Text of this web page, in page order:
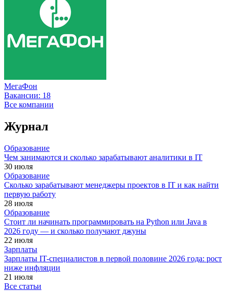
МегаФон
Вакансии: 18
Все компании
Журнал
Образование
Чем занимаются и сколько зарабатывают аналитики в IT
30 июля
Образование
Сколько зарабатывают менеджеры проектов в IT и как найти
первую работу
28 июля
Образование
Стоит ли начинать программировать на Python или Java в
2026 году — и сколько получают джуны
22 июля
Зарплаты
Зарплаты IT-специалистов в первой половине 2026 года: рост
ниже инфляции
21 июля
Все статьи